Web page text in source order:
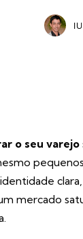
o seu varejo
mercado